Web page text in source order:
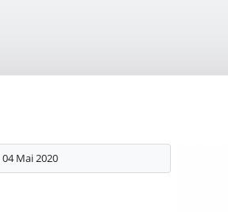
04 Mai 2020